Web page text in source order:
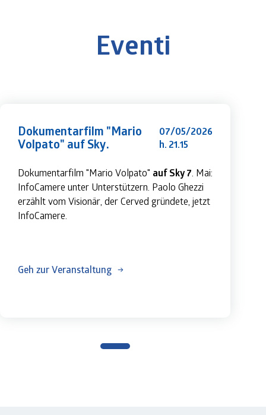
Eventi
Dokumentarfilm "Mario
Volpato" auf Sky.
07/05/2026
h. 21.15
Dokumentarfilm "Mario Volpato" auf Sky 7 . Mai:
InfoCamere unter Unterstützern. Paolo Ghezzi
erzählt vom Visionär, der Cerved gründete, jetzt
InfoCamere.
Geh zur Veranstaltung